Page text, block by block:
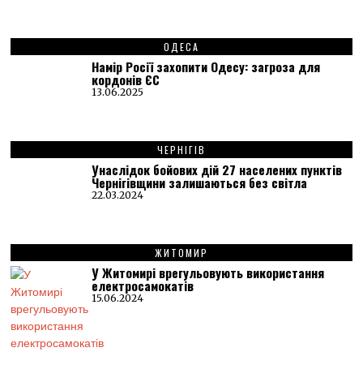
ОДЕСА
Намір Росії захопити Одесу: загроза для
кордонів ЄС
13.06.2025
ЧЕРНІГІВ
Унаслідок бойових дій 27 населених пунктів
Чернігівщини залишаються без світла
22.03.2024
ЖИТОМИР
У Житомирі врегульовують використання
електросамокатів
15.06.2024